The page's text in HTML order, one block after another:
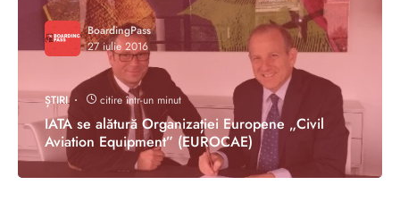
BoardingPass
27 iulie 2016
ȘTIRI citire într-un minut
IATA se alătură Organizației Europene „Civil
Aviation Equipment” (EUROCAE)